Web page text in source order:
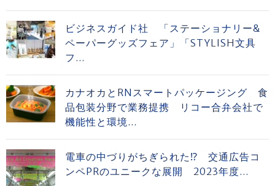
ビジネスガイド社 「ステーショナリー&
ペーパーグッズフェア」「STYLISH文具
フ...
カナオカとRNスマートパッケージング 食
品包装分野で業務提携 リコー合弁会社で
機能性と環境...
電車の中づりがちぎられた⁉ 交通広告コ
ンペPRのユニークな展開 2023年度...